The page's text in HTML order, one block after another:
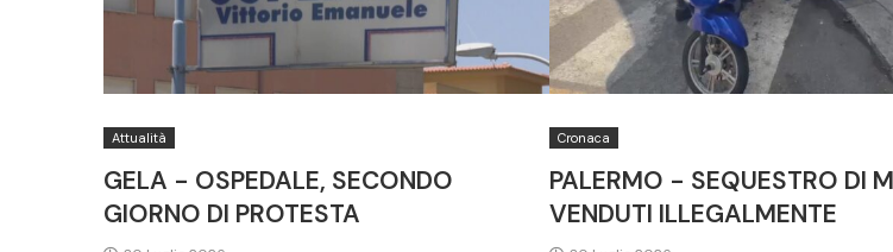
Attualità
GELA - OSPEDALE, SECONDO
GIORNO DI PROTESTA
Cronaca
PALERMO - SEQUESTRO DI
VENDUTI ILLEGALMENTE